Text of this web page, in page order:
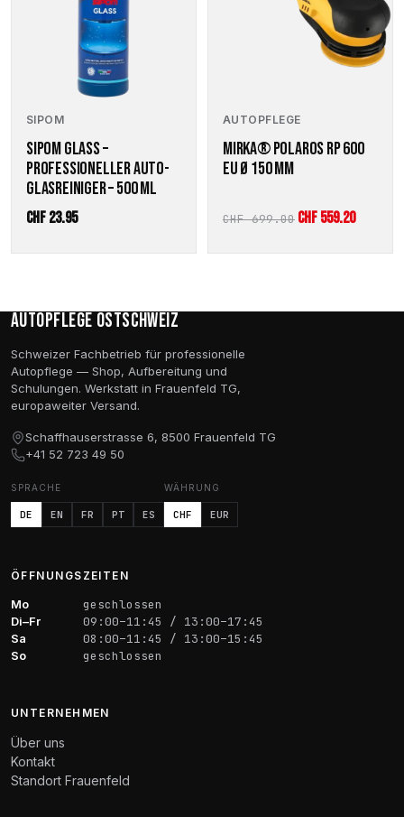
SIPOM
SIPOM GLASS –
PROFESSIONELLER AUTO-
GLASREINIGER – 500 ML
CHF23.95
AUTOPFLEGE
MIRKA® POLAROS RP 600
EU Ø 150 MM
CHF699.00 Ursprünglicher
CHF559.20
Autopflege Ostschweiz
Schweizer Fachbetrieb für professionelle
Autopflege — Shop, Aufbereitung und
Schulungen. Werkstatt in Frauenfeld TG,
europaweiter Versand.
Schaffhauserstrasse 6, 8500 Frauenfeld TG
+41 52 723 49 50
SPRACHE
DE EN FR PT ES
WÄHRUNG
CHF EUR
ÖFFNUNGSZEITEN
Mo geschlossen
Di–Fr 09:00–11:45 / 13:00–17:45
Sa 08:00–11:45 / 13:00–15:45
So geschlossen
UNTERNEHMEN
Über uns
Kontakt
Standort Frauenfeld